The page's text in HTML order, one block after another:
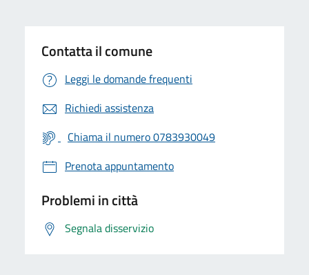
Contatta il comune
Leggi le domande frequenti
Richiedi assistenza
Chiama il numero 0783930049
Prenota appuntamento
Problemi in città
Segnala disservizio